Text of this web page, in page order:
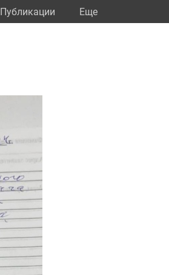
Публикации Eще